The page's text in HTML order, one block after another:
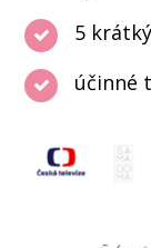
5
účinné